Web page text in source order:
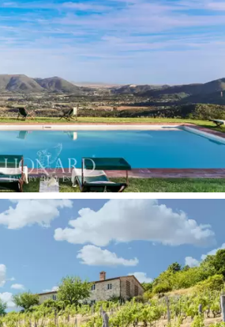
產無可爭議的主角，不僅因
其尺寸為14 x 7 米，這是藝術遺
別墅的最大尺寸），而且最
色。從這裡可以欣賞盧卡和
最晴朗的時候，視野可以延
。該酒店周圍環繞著 34 公頃的
的葡萄園和相同數量的橄欖園
萄酒，該酒店擁有一座歷史
有著名的品牌。 這款酒獲得了
Rosso”的高度認可，該指南只挑
酒，其中許多葡萄酒享譽全
王
太后在訪問托斯卡納時也
家宴會的酒品。